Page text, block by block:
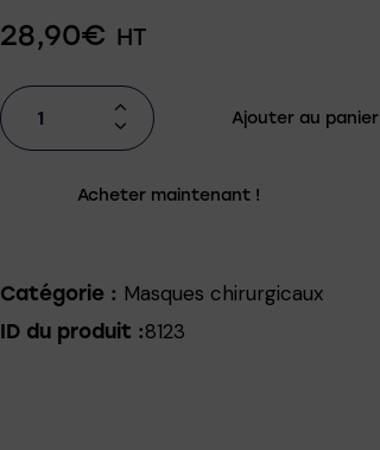
28,90€ HT
Ajouter au panier
Acheter maintenant !
Catégorie : Masques chirurgicaux
ID du produit :8123